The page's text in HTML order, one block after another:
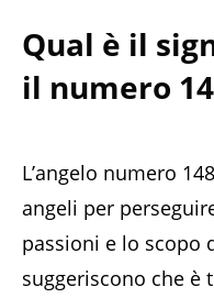
Qual è il
il numero
L’angelo numero
angeli per
passioni e lo scopo
suggeriscono che è